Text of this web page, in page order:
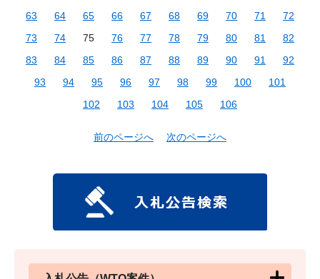
63
64 65 66 67 68 69 70 71
72
73
74 75 76 77 78 79 80 81
82
83
84 85 86 87 88 89 90 91
92
93
94 95 96 97 98 99 100
101
102
103 104 105 106
前のページへ 次のページへ